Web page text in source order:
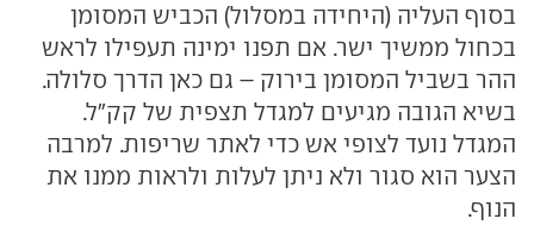
בסוף העליה (היחידה במסלול) הכביש המסומן
בכחול ממשיך ישר. אם תפנו ימינה תעפילו לראש
ההר בשביל המסומן בירוק – גם כאן הדרך סלולה.
בשיא הגובה מגיעים למגדל תצפית של קק"ל.
המגדל נועד לצופי אש כדי לאתר שריפות. למרבה
הצער הוא סגור ולא ניתן לעלות ולראות ממנו את
הנוף.